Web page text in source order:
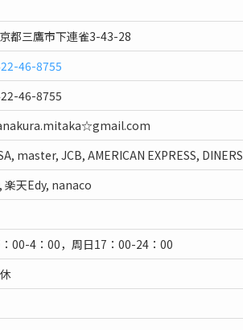
都三鷹市下連雀3-43-28
46-8755
46-8755
master, JCB, AMERICAN EXPRESS,
楽天Edy, nanaco
00-4：00，周日17：00-24：00